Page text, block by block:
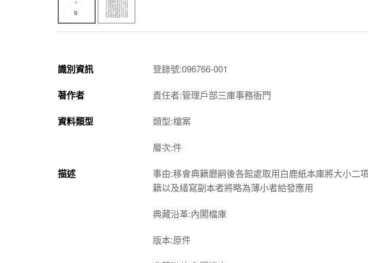
識別資訊 登錄號:096766-001
著作者 責任者:管理戶部三庫事務衙門
資料類型 類型:檔案
層次:件
描述
事由:移會典籍廳嗣後各館處取用白鹿紙本庫將大小二
籍以及繕寫副本者將略為薄小者給發應用
典藏沿革:內閣檔庫
版本:原件